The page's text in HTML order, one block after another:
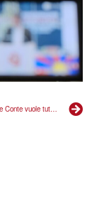
Recovery Fund: se Conte vuole tutelare il territorio porti a compimento la bonifica dei SIN